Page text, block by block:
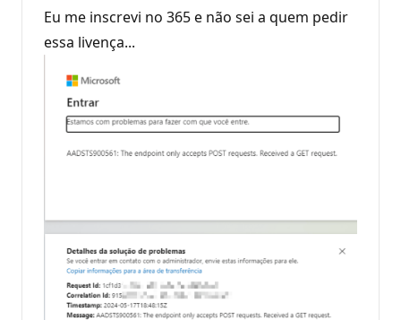
Eu me inscrevi no 365 e não sei a quem pedir
essa livença...